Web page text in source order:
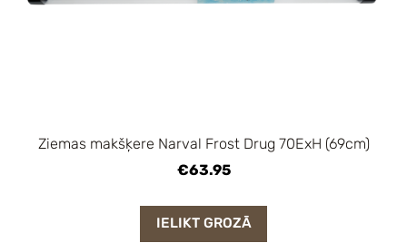
Ziemas makšķere Narval Frost Drug 70ExH (69cm)
€63.95
IELIKT GROZĀ